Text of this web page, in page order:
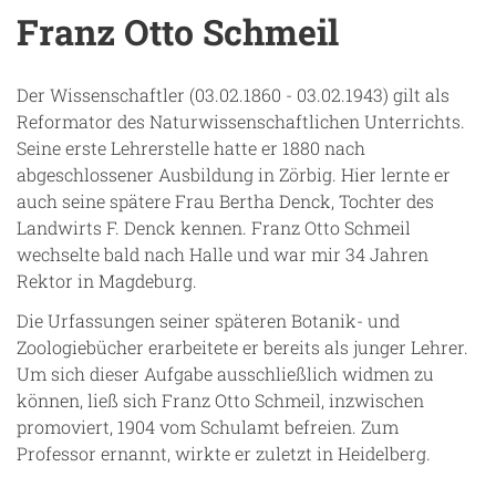
Franz Otto Schmeil
Der Wissenschaftler (03.02.1860 - 03.02.1943) gilt als
Reformator des Naturwissenschaftlichen Unterrichts.
Seine erste Lehrerstelle hatte er 1880 nach
abgeschlossener Ausbildung in Zörbig. Hier lernte er
auch seine spätere Frau Bertha Denck, Tochter des
Landwirts F. Denck kennen. Franz Otto Schmeil
wechselte bald nach Halle und war mir 34 Jahren
Rektor in Magdeburg.
Die Urfassungen seiner späteren Botanik- und
Zoologiebücher erarbeitete er bereits als junger Lehrer.
Um sich dieser Aufgabe ausschließlich widmen zu
können, ließ sich Franz Otto Schmeil, inzwischen
promoviert, 1904 vom Schulamt befreien. Zum
Professor ernannt, wirkte er zuletzt in Heidelberg.